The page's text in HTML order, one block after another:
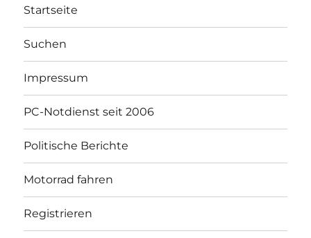
Startseite
Suchen
Impressum
PC-Notdienst seit 2006
Politische Berichte
Motorrad fahren
Registrieren